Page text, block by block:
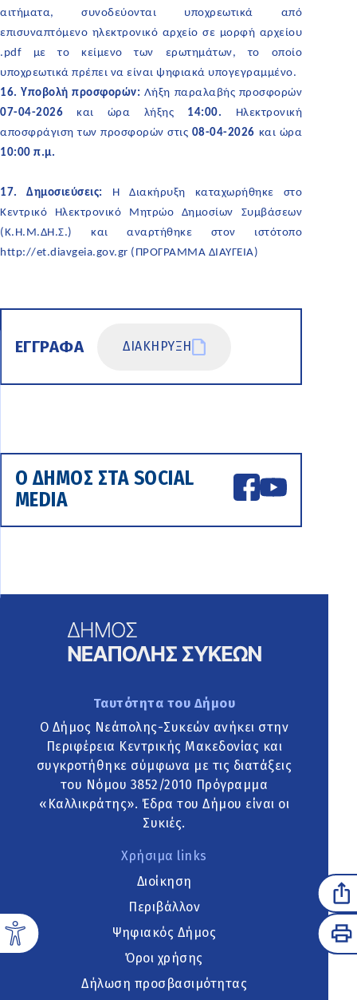
αιτήματα, συνοδεύονται υποχρεωτικά από
επισυναπτόμενο ηλεκτρονικό αρχείο σε μορφή αρχείου
.pdf με το κείμενο των ερωτημάτων, το οποίο
υποχρεωτικά πρέπει να είναι ψηφιακά υπογεγραμμένο.
16. Υποβολή προσφορών: Λήξη παραλαβής προσφορών
07-04-2026 και ώρα λήξης 14:00. Ηλεκτρονική
αποσφράγιση των προσφορών στις 08-04-2026 και ώρα
10:00 π.μ.
17. Δημοσιεύσεις:
Η Διακήρυξη καταχωρήθηκε στο
Κεντρικό Ηλεκτρονικό Μητρώο Δημοσίων Συμβάσεων
(Κ.Η.Μ.ΔΗ.Σ.) και αναρτήθηκε στον ιστότοπο
http://et.diavgeia.gov.gr (ΠΡΟΓΡΑΜΜΑ ΔΙΑΥΓΕΙΑ)
ΕΓΓΡΑΦΑ ΔΙΑΚΗΡΥΞΗ
Ο ΔΗΜΟΣ ΣΤΑ SOCIAL
MEDIA
Ταυτότητα του Δήμου
Ο Δήμος Νεάπολης-Συκεών ανήκει στην
Περιφέρεια Κεντρικής Μακεδονίας και
συγκροτήθηκε σύμφωνα με τις διατάξεις
του Νόμου 3852/2010 Πρόγραμμα
«Καλλικράτης». Έδρα του Δήμου είναι οι
Συκιές.
Χρήσιμα links
Διοίκηση
Περιβάλλον
Ψηφιακός Δήμος
Όροι χρήσης
Δήλωση προσβασιμότητας